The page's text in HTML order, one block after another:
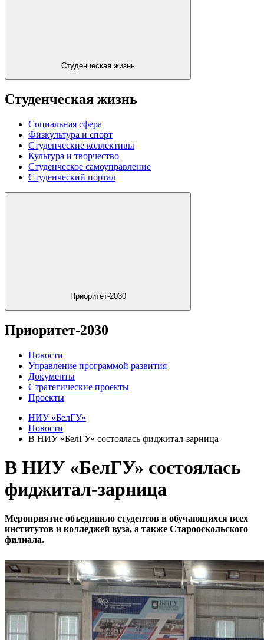
Студенческая жизнь
Студенческая жизнь
Социальная сфера
Физкультура и спорт
Студенческие коллективы
Культура и творчество
Студенческое самоуправление
Студенческий портал
Приоритет-2030
Приоритет-2030
Новости
Управление программой развития
Документы
Стратегические проекты
Проекты
НИУ «БелГУ»
Новости
В НИУ «БелГУ» состоялась фиджитал-зарница
В НИУ «БелГУ» состоялась
фиджитал-зарница
Мероприятие объединило студентов и обучающихся всех
институтов и колледжей вуза, а также Старооскольского
филиала.